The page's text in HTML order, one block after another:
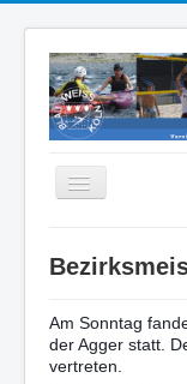
Navigation
SUP
Hallensport
Am Sonntag
der Agger statt.
vertreten.